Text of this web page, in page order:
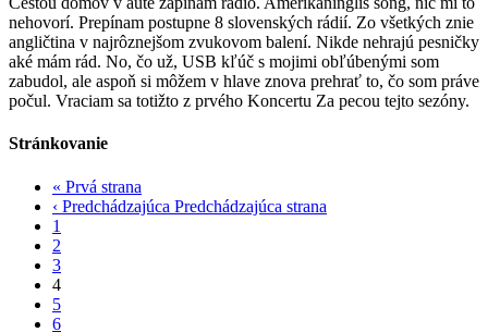
nehovorí. Prepínam postupne 8 slovenských rádií. Zo všetkých znie
angličtina v najrôznejšom zvukovom balení. Nikde nehrajú pesničky
aké mám rád. No, čo už, USB kľúč s mojimi obľúbenými som
zabudol, ale aspoň si môžem v hlave znova prehrať to, čo som práve
počul. Vraciam sa totižto z prvého Koncertu Za pecou tejto sezóny.
Stránkovanie
« Prvá strana
‹ Predchádzajúca Predchádzajúca strana
1
2
3
4
5
6